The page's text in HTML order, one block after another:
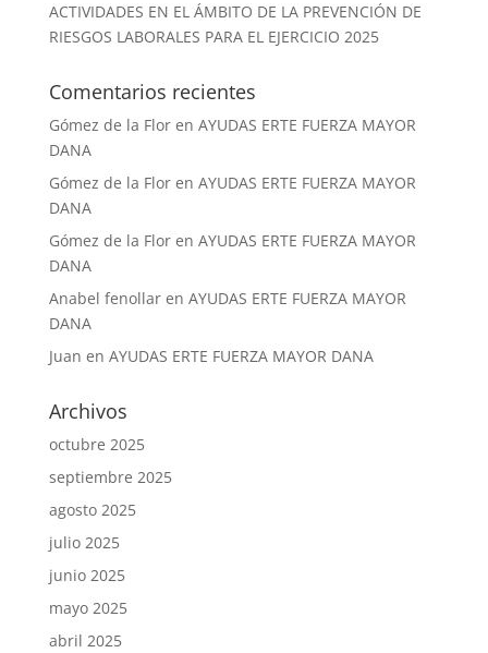
ACTIVIDADES EN EL ÁMBITO DE LA PREVENCIÓN DE
RIESGOS LABORALES PARA EL EJERCICIO 2025
Comentarios recientes
Gómez de la Floren AYUDAS ERTE FUERZA MAYOR
DANA
Gómez de la Floren AYUDAS ERTE FUERZA MAYOR
DANA
Gómez de la Floren AYUDAS ERTE FUERZA MAYOR
DANA
Anabel fenollaren AYUDAS ERTE FUERZA MAYOR
DANA
Juan en AYUDAS ERTE FUERZA MAYOR DANA
Archivos
octubre 2025
septiembre 2025
agosto 2025
julio 2025
junio 2025
mayo 2025
abril 2025